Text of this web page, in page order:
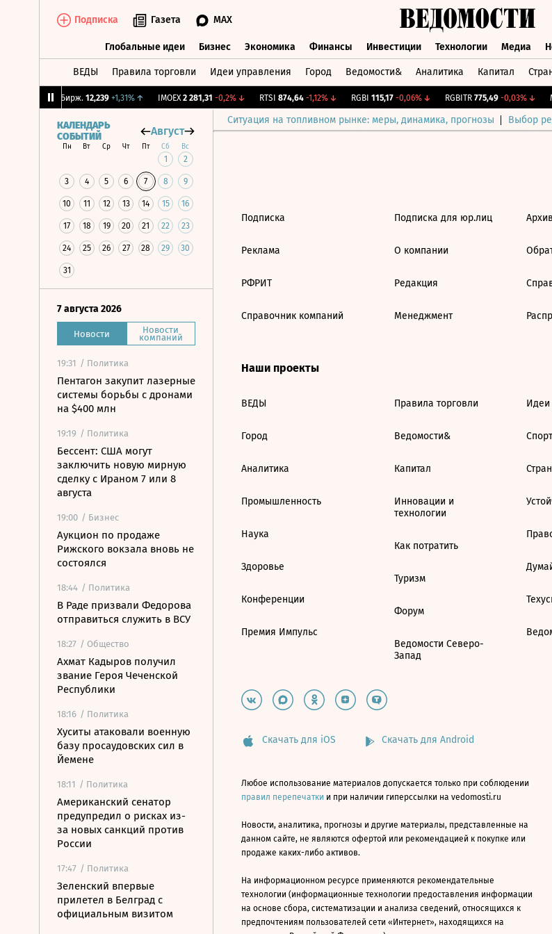
Подписка Газета MAX
Глобальные идеи Бизнес Экономика Финансы Инвестиции Технологии Медиа
ВЕДЫ Правила торговли Идеи управления Город Ведомости& Аналитика Капитал
CNY Бирж. 12,239 +1,31%↑ IMOEX 2 281,31 -0,2%↓ RTSI 874,64 -1,12%↓ RGBI 115,17 -0,06%↓ RGBITR 775,49 -0,03%↓
Ситуация на топливном рынке: меры, динамика, прогнозы Выбор
КАЛЕНДАРЬ
СОБЫТИЙ
Август
Пн Вт Ср Чт Пт Сб Вс
1 2
3 4 5 6 7 8 9
10 11 12 13 14 15 16
17 18 19 20 21 22 23
24 25 26 27 28 29 30
31
7 августа 2026
Новости Новости
компаний
19:31 / Политика
Пентагон закупит лазерные
системы борьбы с дронами
на $400 млн
19:19 / Политика
Бессент: США могут
заключить новую мирную
сделку с Ираном 7 или 8
августа
19:00 / Бизнес
Аукцион по продаже
Рижского вокзала вновь не
состоялся
18:44 / Политика
В Раде призвали Федорова
отправиться служить в ВСУ
18:27 / Общество
Ахмат Кадыров получил
звание Героя Чеченской
Республики
18:16 / Политика
Хуситы атаковали военную
базу просаудовских сил в
Йемене
18:11 / Политика
Американский сенатор
предупредил о рисках из-
за новых санкций против
России
17:47 / Политика
Зеленский впервые
прилетел в Белград с
официальным визитом
Подписка
Реклама
РФРИТ
Справочник компаний
Подписка для юр.лиц
О компании
Редакция
Менеджмент
Архив
Наши проекты
ВЕДЫ
Город
Аналитика
Промышленность
Наука
Здоровье
Конференции
Премия Импульс
Правила торговли
Ведомости&
Капитал
Инновации и
технологии
Как потратить
Туризм
Форум
Ведомости Северо-
Запад
Идеи
Спорт
Скачать для iOS Скачать для Android
Любое использование материалов допускается только при соблюдении
правил перепечатки и при наличии гиперссылки на vedomosti.ru
Новости, аналитика, прогнозы и другие материалы, представленные на
данном сайте, не являются офертой или рекомендацией к покупке или
продаже каких-либо активов.
На информационном ресурсе применяются рекомендательные
технологии (информационные технологии предоставления информации
на основе сбора, систематизации и анализа сведений, относящихся к
предпочтениям пользователей сети «Интернет», находящихся на